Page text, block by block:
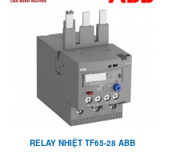
RELAY NHIỆT TF65-28 ABB